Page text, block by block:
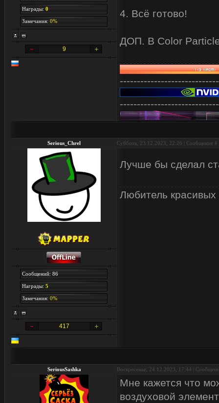
Награды: 0
Замечания: 0%
9
4. Всё готово!
ДОП. В Color
Serious_Chrel Суббота, 23.12.2023, 22:26 | Сообщение #
Сообщений: 86
Награды: 5
Замечания: 0%
417
Лучше бы сделал
Любитель красивых
SeriousSashka Воскресенье, 24.12.2023, 17:44 |
Мне кажется что
воздуховой